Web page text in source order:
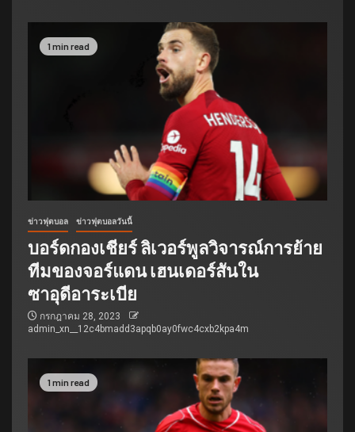
1 min read
ข่าวฟุตบอล ข่าวฟุตบอลวันนี้
บอร์ดกองเชียร์ ลิเวอร์พูลวิจารณ์การย้าย
ทีมของจอร์แดน เฮนเดอร์สันใน
ซาอุดีอาระเบีย
กรกฎาคม 28, 2023
admin_xn__12c4bmadd3apqb0ay0fwc4cxb2kpa4m
1 min read